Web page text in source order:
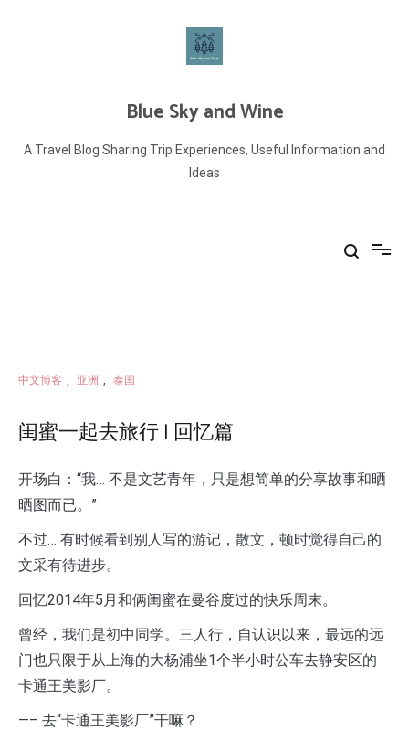
Blue Sky and Wine
A Travel Blog Sharing Trip Experiences, Useful Information and
Ideas
中文博客 亚洲 泰国
闺蜜一起去旅行 | 回忆篇
开场白：“我… 不是文艺青年，只是想简单的分享故事和晒
晒图而已。”
不过… 有时候看到别人写的游记，散文，顿时觉得自己的
文采有待进步。
回忆2014年5月和俩闺蜜在曼谷度过的快乐周末。
曾经，我们是初中同学。三人行，自认识以来，最远的远
门也只限于从上海的大杨浦坐1个半小时公车去静安区的
卡通王美影厂。
—– 去“卡通王美影厂”干嘛？